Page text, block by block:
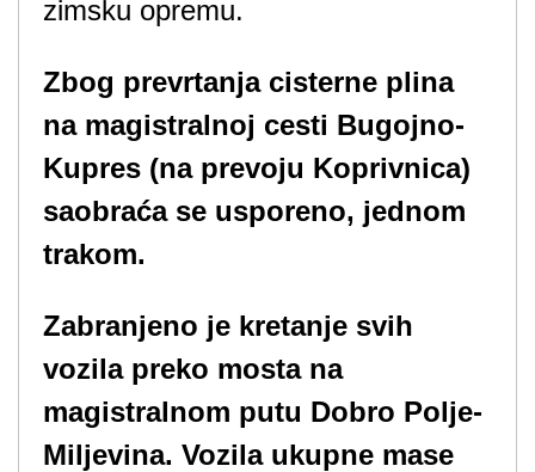
zimsku opremu.
Zbog prevrtanja cisterne plina
na magistralnoj cesti Bugojno-
Kupres (na prevoju Koprivnica)
saobraća se usporeno, jednom
trakom.
Zabranjeno je kretanje svih
vozila preko mosta na
magistralnom putu Dobro Polje-
Miljevina. Vozila ukupne mase